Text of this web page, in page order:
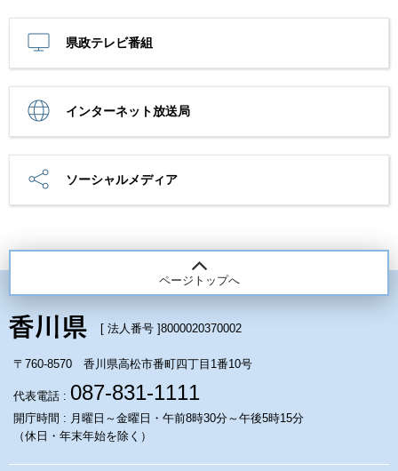
県政テレビ番組
インターネット放送局
ソーシャルメディア
ページトップへ
[ 法人番号 ]8000020370002
〒760-8570 香川県高松市番町四丁目1番10号
代表電話 : 087-831-1111
開庁時間 : 月曜日～金曜日・午前8時30分～午後5時15分
（休日・年末年始を除く）